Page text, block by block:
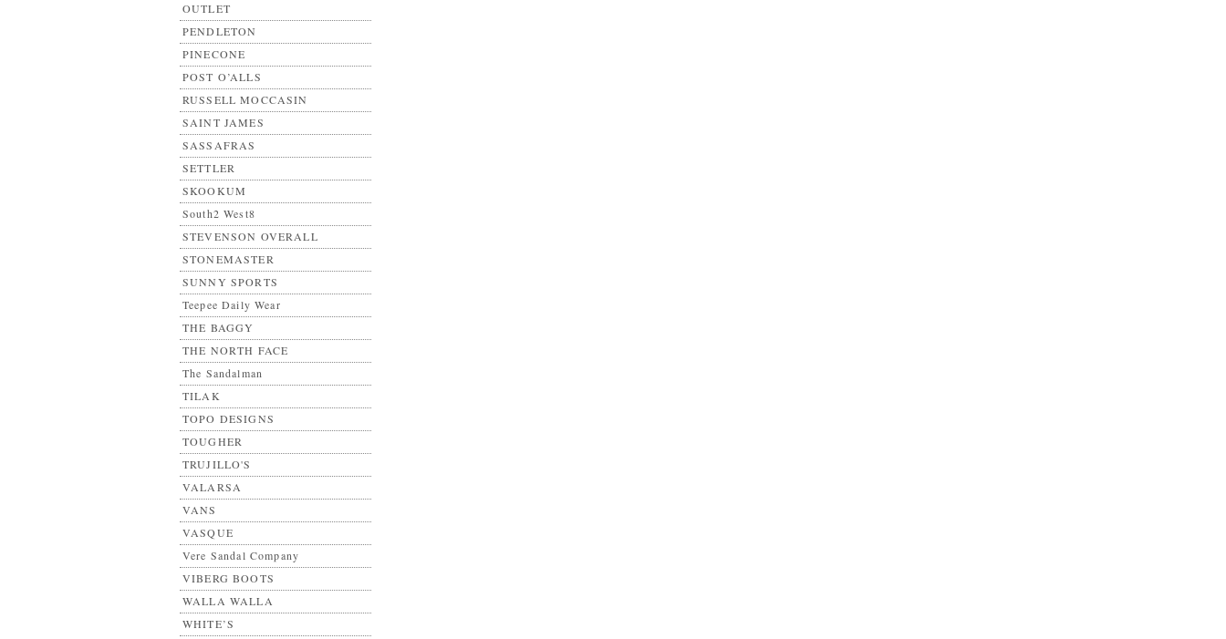
OUTLET
PENDLETON
PINECONE
POST O’ALLS
RUSSELL MOCCASIN
SAINT JAMES
SASSAFRAS
SETTLER
SKOOKUM
South2 West8
STEVENSON OVERALL
STONEMASTER
SUNNY SPORTS
Teepee Daily Wear
THE BAGGY
THE NORTH FACE
The Sandalman
TILAK
TOPO DESIGNS
TOUGHER
TRUJILLO'S
VALARSA
VANS
VASQUE
Vere Sandal Company
VIBERG BOOTS
WALLA WALLA
WHITE’S